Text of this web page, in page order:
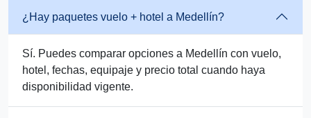
¿Hay paquetes vuelo + hotel a Medellín?
Sí. Puedes comparar opciones a Medellín con vuelo,
hotel, fechas, equipaje y precio total cuando haya
disponibilidad vigente.